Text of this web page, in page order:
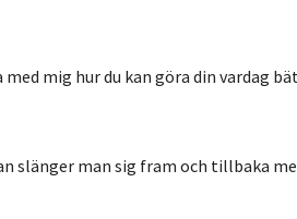
med mig hur du kan göra din vardag
slänger man sig fram och tillbaka